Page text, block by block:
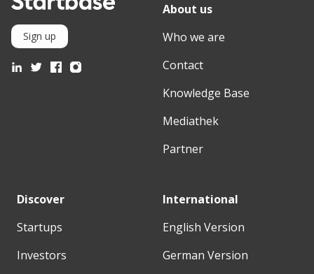
Sign up
About us
Who we are
Contact
Knowledge Base
Mediathek
Partner
Discover
Startups
Investors
International
English Version
German Version